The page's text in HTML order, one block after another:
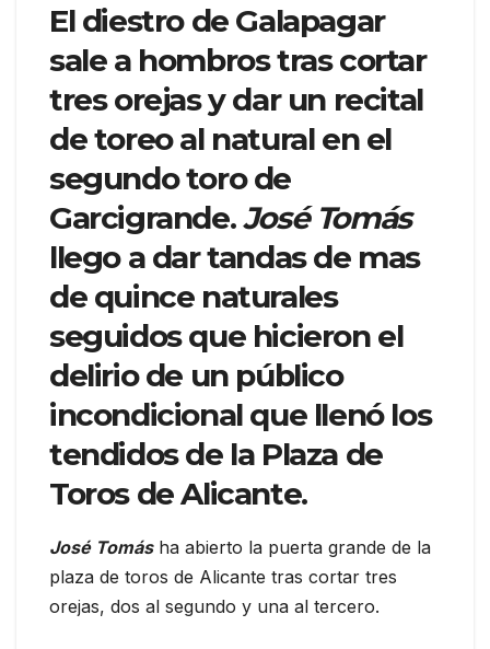
El diestro de Galapagar
sale a hombros tras cortar
tres orejas y dar un recital
de toreo al natural en el
segundo toro de
Garcigrande.José Tomás
llego a dar tandas de mas
de quince naturales
seguidos que hicieron el
delirio de un público
incondicional que llenó los
tendidos de la Plaza de
Toros de Alicante.
José Tomásha abierto la puerta grande de la
plaza de toros de Alicante tras cortar tres
orejas, dos al segundo y una al tercero.